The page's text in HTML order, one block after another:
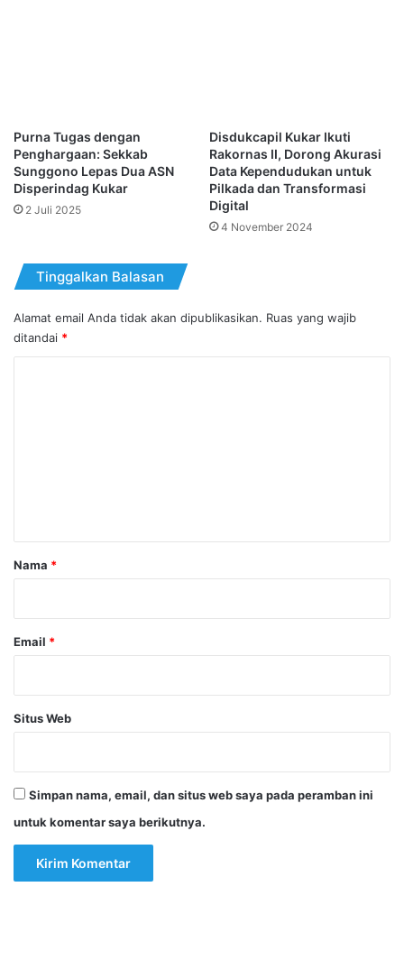
Purna Tugas dengan
Penghargaan: Sekkab
Sunggono Lepas Dua ASN
Disperindag Kukar
2 Juli 2025
Disdukcapil Kukar Ikuti
Rakornas II, Dorong Akurasi
Data Kependudukan untuk
Pilkada dan Transformasi
Digital
4 November 2024
Tinggalkan Balasan
Alamat email Anda tidak akan dipublikasikan. Ruas yang wajib
ditandai *
rNama *
Email *
Situs Web
Simpan nama, email, dan situs web saya pada peramban ini
untuk komentar saya berikutnya.